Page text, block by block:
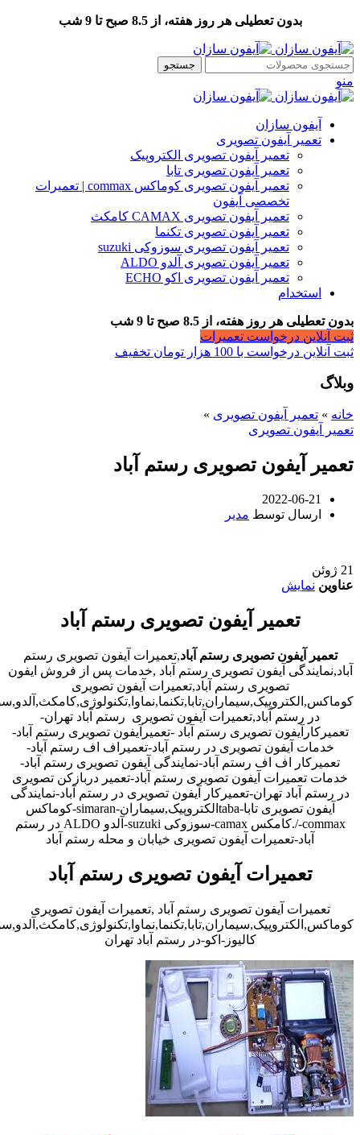
بدون تعطیلی هر روز هفته، از 8.5 صبح تا 9 شب
جستجو
منو
آیفون سازان
تعمیر آیفون تصویری
تعمیر آیفون تصویری الکتروپیک
تعمیر آیفون تصویری تابا
تعمیر آیفون تصویری کوماکس commax | تعمیرات
تخصصی آیفون
تعمیر آیفون تصویری CAMAX کامکث
تعمیر آیفون تصویری تکنما
تعمیر آیفون تصویری سوزوکی suzuki
تعمیر آیفون تصویری آلدو ALDO
تعمیر آیفون تصویری اکو ECHO
استخدام
بدون تعطیلی هر روز هفته، از 8.5 صبح تا 9 شب
ثبت آنلاین درخواست تعمیرات
ثبت آنلاین درخواست با 100 هزار تومان تخفیف
وبلاگ
خانه » تعمیر آیفون تصویری »
تعمیر آیفون تصویری
تعمیر آیفون تصویری رستم آباد
2022-06-21
ارسال توسط مدیر
21 ژوئن
عناوین نمایش
تعمیر آیفون تصویری رستم آباد
تعمیر آیفون تصویری رستم آباد,تعمیرات آیفون تصویری رستم
آباد,نمایندگی آیفون تصویری رستم آباد ,خدمات پس از فروش ایفون
تصویری رستم آباد,تعمیرات آیفون تصویری
در رستم آباد,تعمیرات آیفون تصویری رستم آباد تهران-
تعمیرکارآیفون تصویری رستم آباد -تعمیرآیفون تصویری رستم آباد-
خدمات آیفون تصویری در رستم آباد-تعمیراف اف رستم آباد-
تعمیرکار اف اف رستم آباد-نمایندگی آیفون تصویری رستم آباد-
خدمات تعمیرات آیفون تصویری رستم آباد-تعمیر دربازکن تصویری
در رستم آباد تهران-تعمیرکار آیفون تصویری در رستم آباد-نمایندگی
آیفون تصویری تابا-tabaالکتروپیک,سیماران-simaran-کوماکس
commax-/.کامکس camax-سوزوکی suzuki-آلدو ALDO در رستم
آباد-تعمیرات آیفون تصویری خیابان و محله رستم آباد
تعمیرات آیفون تصویری رستم آباد
تعمیرات آیفون تصویری رستم آباد ,تعمیرات آیفون تصویری
کالیوز-اکو-در رستم آباد تهران